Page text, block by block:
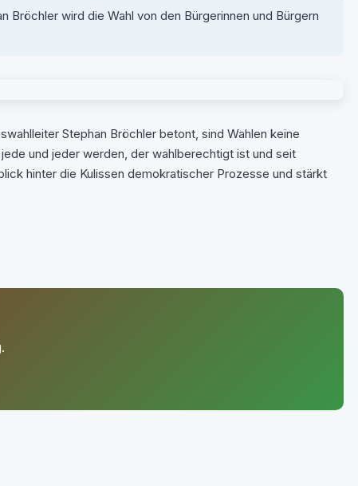
Bröchler wird die Wahl von den Bürgerinnen und Bürgern
Stephan Bröchler betont, sind Wahlen keine
und jeder werden, der wahlberechtigt ist und seit
hinter die Kulissen demokratischer Prozesse und stärkt